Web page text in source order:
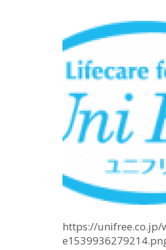
https://unifree.co.jp/